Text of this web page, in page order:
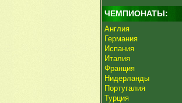
ЧЕМПИОНАТЫ:
Англия
Германия
Испания
Италия
Франция
Нидерланды
Португалия
Турция